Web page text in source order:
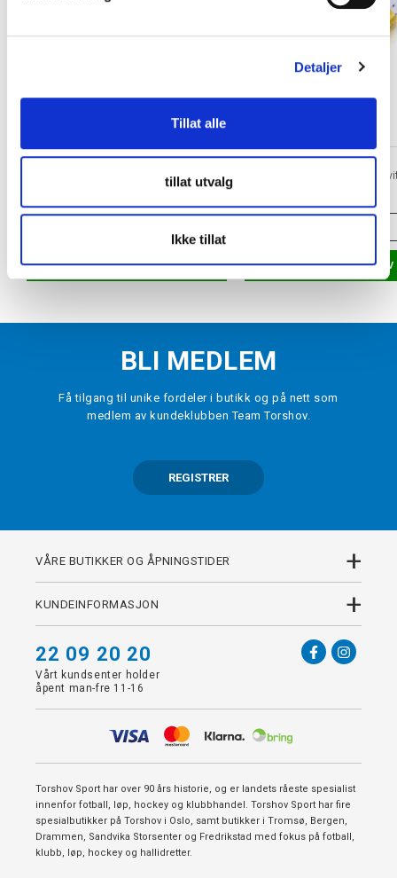
Detaljer
Tillat alle
tillat utvalg
Ikke tillat
Vanlig hockeyslip
LEGG I HANDLEKURV
Vokslisser Hockey
LEGG I HANDLEKURV
BLI MEDLEM
Få tilgang til unike fordeler i butikk og på nett som
medlem av kundeklubben Team Torshov.
REGISTRER
VÅRE BUTIKKER OG ÅPNINGSTIDER +
KUNDEINFORMASJON +
22 09 20 20
Vårt kundsenter holder
åpent man-fre 11-16
Torshov Sport har over 90 års historie, og er landets råeste spesialist
innenfor fotball, løp, hockey og klubbhandel. Torshov Sport har fire
spesialbutikker på Torshov i Oslo, samt butikker i Tromsø, Bergen,
Drammen, Sandvika Storsenter og Fredrikstad med fokus på fotball,
klubb, løp, hockey og hallidretter.